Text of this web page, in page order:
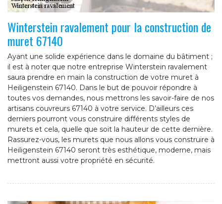
Winterstein ravalement pour la construction de
muret 67140
Ayant une solide expérience dans le domaine du bâtiment ;
il est à noter que notre entreprise Winterstein ravalement
saura prendre en main la construction de votre muret à
Heiligenstein 67140. Dans le but de pouvoir répondre à
toutes vos demandes, nous mettrons les savoir-faire de nos
artisans couvreurs 67140 à votre service. D’ailleurs ces
derniers pourront vous construire différents styles de
murets et cela, quelle que soit la hauteur de cette dernière.
Rassurez-vous, les murets que nous allons vous construire à
Heiligenstein 67140 seront très esthétique, moderne, mais
mettront aussi votre propriété en sécurité.